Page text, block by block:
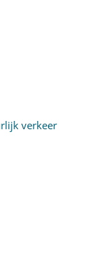
verkeer